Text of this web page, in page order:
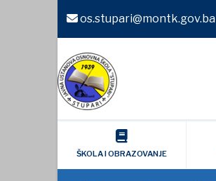
os.stupari@montk.gov.ba
ŠKOLA I OBRAZOVANJE